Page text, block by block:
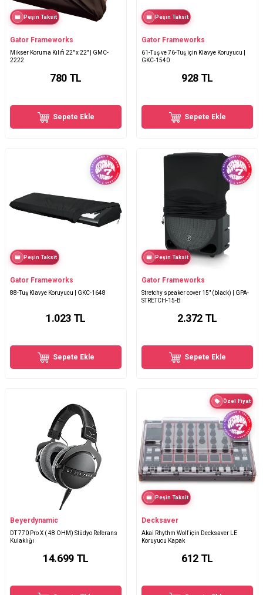
Peşin Taksit
Gator Frameworks
Mikser Koruma Kılıfı 22" x 22" | GMC-
2222
780 TL
Sepete Ekle
Peşin Taksit
Gator Frameworks
61-Tuş ve 76-Tuş için Klavye Koruyucu |
GKC-1540
928 TL
Sepete Ekle
Peşin Taksit
Gator Frameworks
88-Tuş Klavye Koruyucu | GKC-1648
1.023 TL
Sepete Ekle
Peşin Taksit
Gator Frameworks
Stretchy speaker cover 15" (black) | GPA-
STRETCH-15-B
2.372 TL
Sepete Ekle
Beyerdynamic
DT 770 Pro X ( 48 OHM) Stüdyo Referans
Kulaklığı
14.699TL
Özel Fiyat
Peşin Taksit
Decksaver
Akai Rhythm Wolf için Decksaver LE
Koruyucu Kapak
612 TL